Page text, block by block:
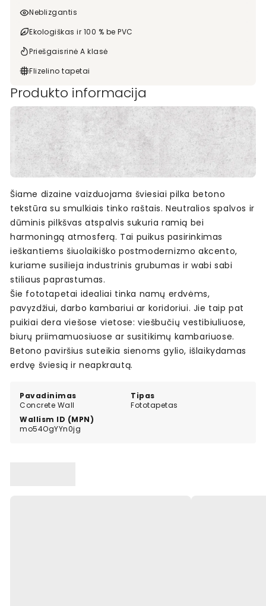
Neblizgantis
Ekologiškas ir 100 % be PVC
Priešgaisrinė A klasė
Flizelino tapetai
Produkto informacija
Pavadinimas
Concrete Wall
Tipas
Fototapetas
Wallism ID (MPN)
mo54OgYYn0jg
Šiame dizaine vaizduojama šviesiai pilka betono
tekstūra su smulkiais tinko raštais. Neutralios spalvos ir
dūminis pilkšvas atspalvis sukuria ramią bei
harmoningą atmosferą. Tai puikus pasirinkimas
ieškantiems šiuolaikiško postmodernizmo akcento,
kuriame susilieja industrinis grubumas ir wabi sabi
stiliaus paprastumas.
Šie fototapetai idealiai tinka namų erdvėms,
pavyzdžiui, darbo kambariui ar koridoriui. Jie taip pat
puikiai dera viešose vietose: viešbučių vestibiuliuose,
biurų priimamuosiuose ar susitikimų kambariuose.
Betono paviršius suteikia sienoms gylio, išlaikydamas
erdvę šviesią ir neapkrautą.